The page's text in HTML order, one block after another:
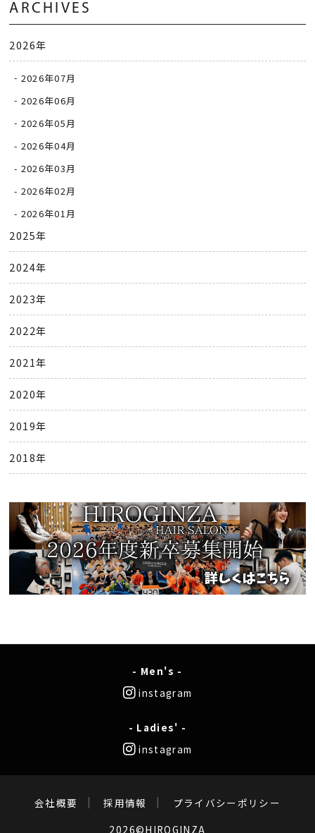
ARCHIVES
2026年
2026年07月
2026年06月
2026年05月
2026年04月
2026年03月
2026年02月
2026年01月
2025年
2024年
2023年
2022年
2021年
2020年
2019年
2018年
- Men's -
instagram
- Ladies' -
instagram
会社概要 採用情報
プライバシーポリシー
2026©HIROGINZA